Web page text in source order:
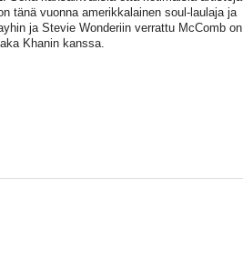
tänä vuonna amerikkalainen soul-laulaja ja
ja Stevie Wonderiin verrattu McComb on
Khanin kanssa.